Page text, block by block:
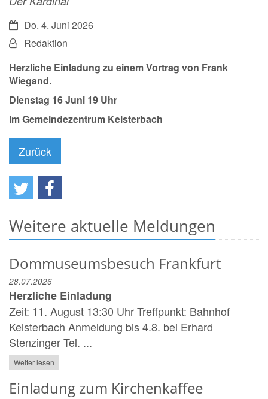
Datum:Do. 4. Juni 2026
Von:Redaktion
Herzliche Einladung zu einem Vortrag von Frank
Wiegand.
Dienstag 16 Juni 19 Uhr
im Gemeindezentrum Kelsterbach
Zurück
Weitere aktuelle Meldungen
Dommuseumsbesuch Frankfurt
28.07.2026
Herzliche Einladung
Zeit: 11. August 13:30 Uhr Treffpunkt: Bahnhof
Kelsterbach Anmeldung bis 4.8. bei Erhard
Stenzinger Tel. ...
Weiter lesen
Einladung zum Kirchenkaffee